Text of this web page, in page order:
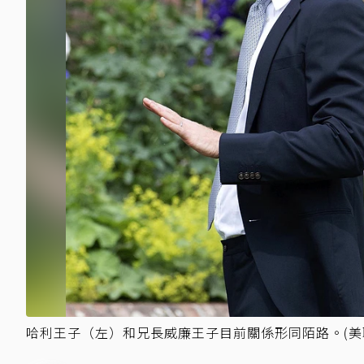
哈利王子（左）和兄長威廉王子目前關係形同陌路。(